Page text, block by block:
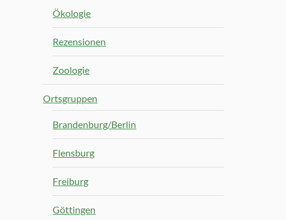
Ökologie
Rezensionen
Zoologie
Ortsgruppen
Brandenburg/Berlin
Flensburg
Freiburg
Göttingen